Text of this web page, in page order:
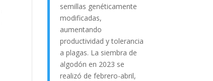
semillas genéticamente
modificadas,
aumentando
productividad y tolerancia
a plagas. La siembra de
algodón en 2023 se
realizó de febrero-abril,